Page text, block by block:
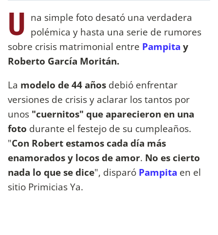
U na simple foto desató una verdadera
polémica y hasta una serie de rumores
sobre crisis matrimonial entre Pampita y
Roberto García Moritán.
La modelo de 44 años debió enfrentar
versiones de crisis y aclarar los tantos por
unos "cuernitos" que aparecieron en una
foto durante el festejo de su cumpleaños.
"Con Robert estamos cada día más
enamorados y locos de amor. No es cierto
nada lo que se dice", disparó Pampita en el
sitio Primicias Ya.